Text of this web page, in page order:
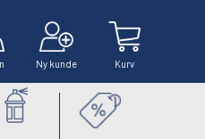
Ny kunde Kurv